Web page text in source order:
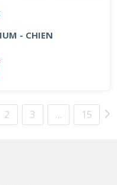
- CHIEN
2 3 … 15